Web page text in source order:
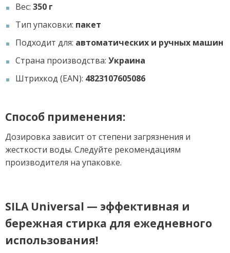
Вес: 350 г
Тип упаковки: пакет
Подходит для: автоматических и ручных машин
Страна производства: Украина
Штрихкод (EAN): 4823107605086
Способ применения:
Дозировка зависит от степени загрязнения и
жесткости воды. Следуйте рекомендациям
производителя на упаковке.
SILA Universal — эффективная и
бережная стирка для ежедневного
использования!